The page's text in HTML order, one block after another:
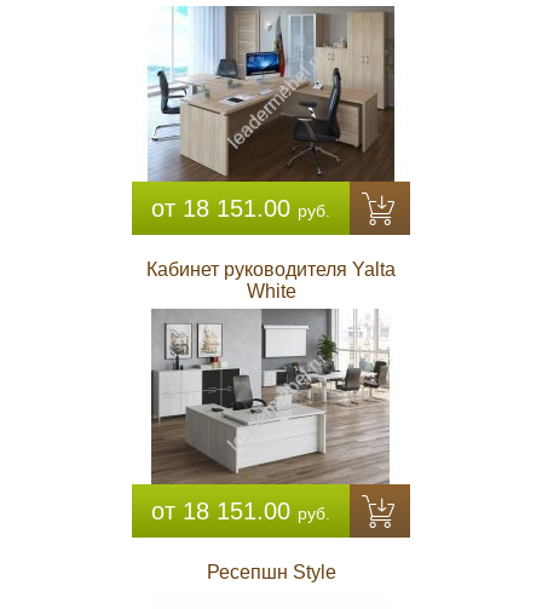
от 18 151.00 руб.
Кабинет руководителя Yalta
White
от 18 151.00 руб.
Ресепшн Style